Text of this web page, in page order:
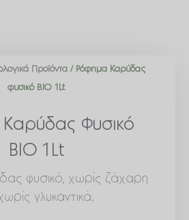
Προϊόντα/ Ρόφημα Καρύδας
φυσικό ΒΙΟ 1Lt
Φυσικό
ΒΙΟ 1Lt
φυσικό, χωρίς ζάχαρη
γλυκαντικά.